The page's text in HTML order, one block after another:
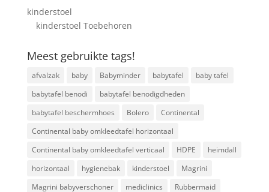
kinderstoel
kinderstoel Toebehoren
Meest gebruikte tags!
afvalzak baby Babyminder babytafel
baby tafel
babytafel benodi
babytafel benodigdheden
babytafel beschermhoes
Bolero
Continental
Continental baby omkleedtafel horizontaal
Continental baby omkleedtafel verticaal
HDPE
heimdall
horizontaal
hygienebak kinderstoel
Magrini
Magrini babyverschoner
mediclinics
Rubbermaid